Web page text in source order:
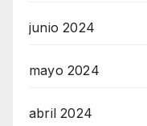
junio 2024
mayo 2024
abril 2024